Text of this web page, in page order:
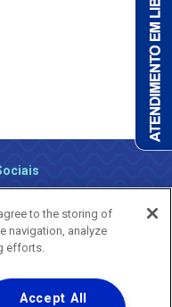
to the storing of
navigation, analyze
efforts.
Accept All